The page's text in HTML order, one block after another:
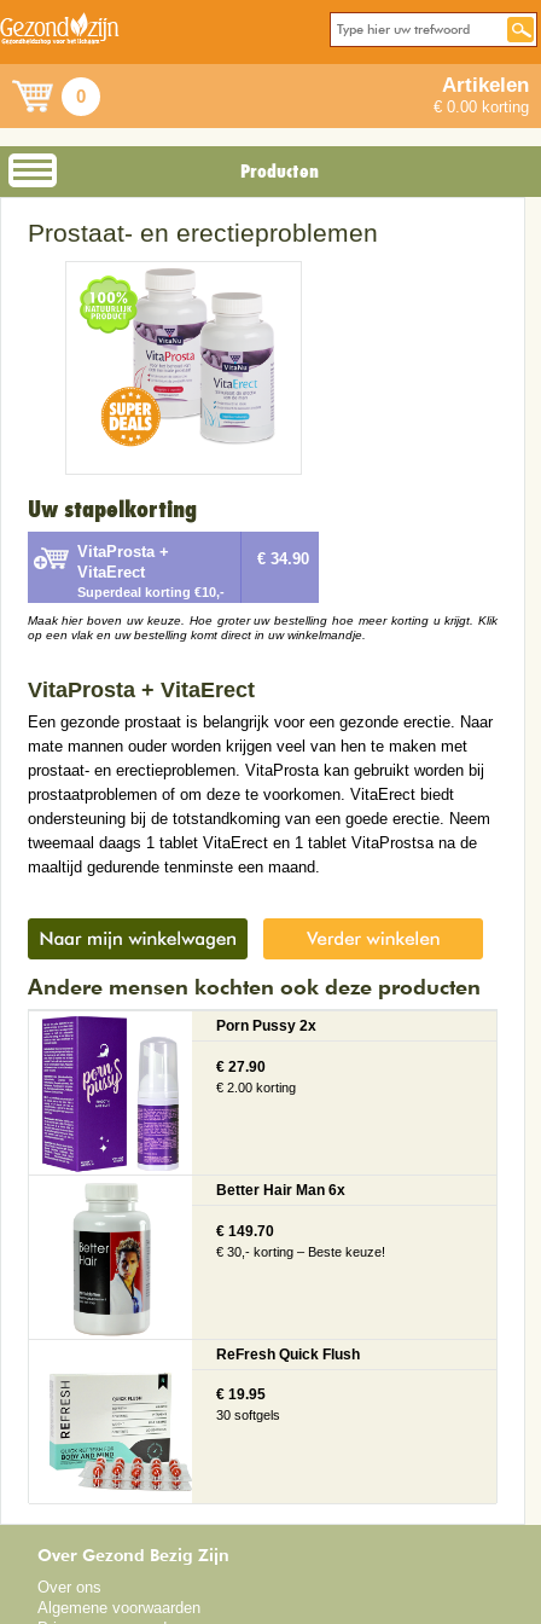
0 Artikelen
€ 0.00 korting
Producten
Prostaat- en erectieproblemen
Uw stapelkorting
VitaProsta +
VitaErect
Superdeal korting €10,-
€ 34.90
Maak hier boven uw keuze. Hoe groter uw bestelling hoe meer korting u krijgt. Klik
op een vlak en uw bestelling komt direct in uw winkelmandje.
VitaProsta + VitaErect
Een gezonde prostaat is belangrijk voor een gezonde erectie. Naar
mate mannen ouder worden krijgen veel van hen te maken met
prostaat- en erectieproblemen. VitaProsta kan gebruikt worden bij
prostaatproblemen of om deze te voorkomen. VitaErect biedt
ondersteuning bij de totstandkoming van een goede erectie. Neem
tweemaal daags 1 tablet VitaErect en 1 tablet VitaProstsa na de
maaltijd gedurende tenminste een maand.
Andere mensen kochten ook deze producten
Porn Pussy 2x
€ 27.90
€ 2.00 korting
Better Hair Man 6x
€ 149.70
€ 30,- korting – Beste keuze!
ReFresh Quick Flush
€ 19.95
30 softgels
Over Gezond Bezig Zijn
Over ons
Algemene voorwaarden